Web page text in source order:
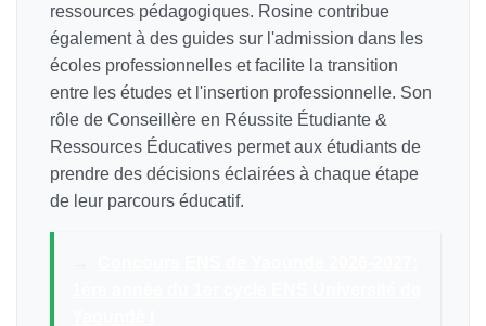
ressources pédagogiques. Rosine contribue
également à des guides sur l'admission dans les
écoles professionnelles et facilite la transition
entre les études et l'insertion professionnelle. Son
rôle de Conseillère en Réussite Étudiante &
Ressources Éducatives permet aux étudiants de
prendre des décisions éclairées à chaque étape
de leur parcours éducatif.